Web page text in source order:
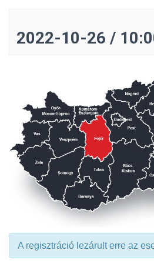
2022-10-26 /
A regisztráció lezárult erre az